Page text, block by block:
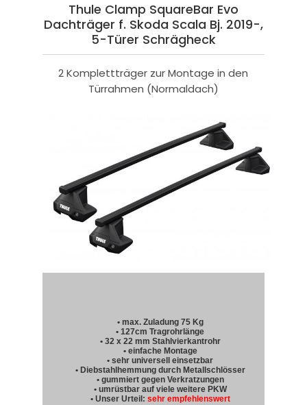
Thule Clamp SquareBar Evo
Dachträger f. Skoda Scala Bj. 2019-,
5-Türer Schrägheck
2 Komplettträger zur Montage in den
Türrahmen (Normaldach)
• max. Zuladung 75 Kg
• 127cm Tragrohrlänge
• 32 x 22 mm Stahlvierkantrohr
• einfache Montage
• sehr universell einsetzbar
• Diebstahlhemmung durch Metallschlösser
• gummiert gegen Verkratzungen
• umrüstbar auf viele weitere PKW
• Unser Urteil: sehr empfehlenswert